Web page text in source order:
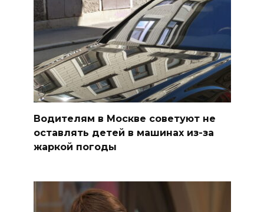
Водителям в Москве советуют не
оставлять детей в машинах из-за
жаркой погоды